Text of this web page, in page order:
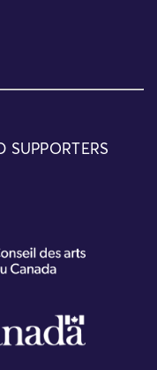
SUPPORTERS